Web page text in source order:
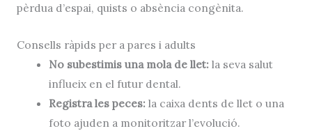
pèrdua d’espai, quists o absència congènita.
Consells ràpids per a pares i adults
No subestimis una mola de llet: la seva salut
influeix en el futur dental.
Registra les peces: la caixa dents de llet o una
foto ajuden a monitoritzar l’evolució.